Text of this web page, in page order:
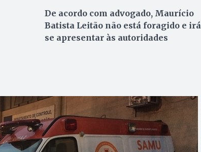
De acordo com advogado, Maurício
Batista Leitão não está foragido e irá
se apresentar às autoridades